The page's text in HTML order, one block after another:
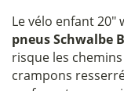
Le vélo enfant 20"
pneus Schwalbe
risque les
crampons